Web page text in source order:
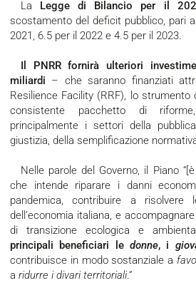
La Legge di Bilancio per il
scostamento del deficit pubblico, pari
2021, 6.5 per il 2022 e 4.5 per il 2023.
Il PNRR fornirà ulteriori investimenti pubblici per 191,5
miliardi – che saranno finanziati
Resilience Facility (RRF), lo
consistente pacchetto di
principalmente i settori della
giustizia, della semplificazione
Nelle parole del Governo, il Piano
che intende riparare i danni
pandemica, contribuire a risolvere
dell’economia italiana, e
di transizione ecologica e
principali beneficiari le donne, i
contribuisce in modo sostanziale a
a ridurre i divari territoriali.”